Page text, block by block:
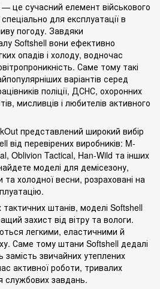
це сучасний елемент військового
для експлуатації в
погоду. Завдяки
Softshell вони ефективно
опадів і холоду, водночас
Саме тому такі
варіантів серед
поліції, ДСНС, охоронних
мисливців і любителів активного
представлений широкий вибір
від перевірених виробників: M-
Oblivion Tactical, Han-Wild та інших
моделі для демісезону,
та холодної весни, розраховані на
тактичних штанів, моделі Softshell
захист від вітру та вологи.
легкими, еластичними й
Саме тому штани Softshell дедалі
звичайних утеплених
активної роботи, тривалих
службових завдань.